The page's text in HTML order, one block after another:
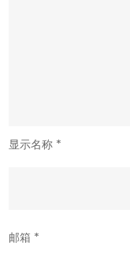
显示名称 *
邮箱 *